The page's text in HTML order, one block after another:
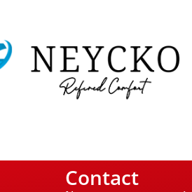
Contact